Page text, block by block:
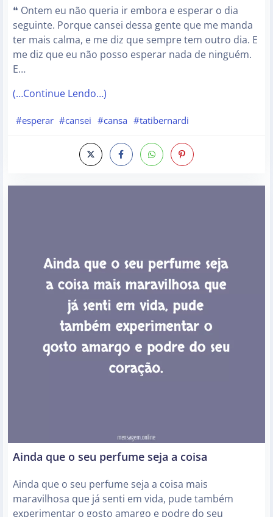
❝ Ontem eu não queria ir embora e esperar o dia
seguinte. Porque cansei dessa gente que me manda
ter mais calma, e me diz que sempre tem outro dia. E
me diz que eu não posso esperar nada de ninguém.
E…
(…Continue Lendo…)
#esperar #cansei #cansa #tatibernardi
Ainda que o seu perfume seja a coisa
Ainda que o seu perfume seja a coisa mais
maravilhosa que já senti em vida, pude também
experimentar o gosto amargo e podre do seu